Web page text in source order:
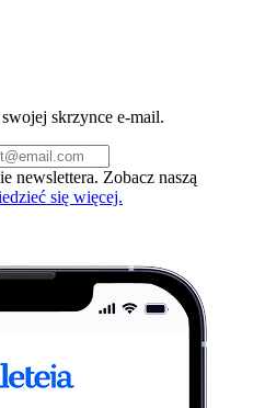
skrzynce e-mail.
newslettera. Zobacz naszą
się więcej.